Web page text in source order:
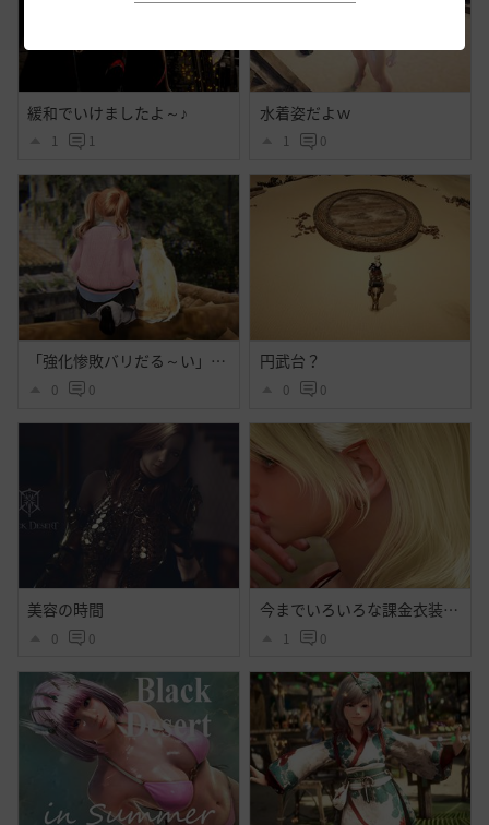
緩和でいけましたよ～♪
1 1
水着姿だよｗ
1 0
「強化惨敗バリだる～い」「・・・」
0 0
円武台？
0 0
美容の時間
0 0
今までいろいろな課金衣装出てそれなりに好きだったけど今回程心奪われた衣装はなかったよ・・大好きだよシトラス・・ハイセンス過ぎるよ黒砂漠☝️ぃえーぃ！
1 0